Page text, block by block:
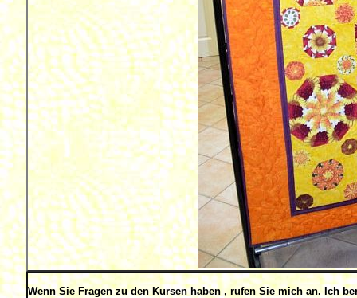
Wenn Sie Fragen zu den Kursen haben , rufen Sie mich an. Ich